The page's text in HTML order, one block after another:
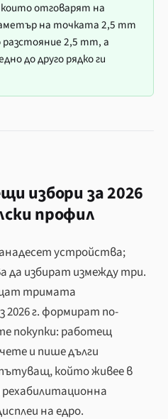
отговарят на
на точката 2,5 mm
2,5 mm, а
до друго рядко ги
избори за 2026
профил
устройства;
да избират измежду три.
тримата
2026 г. формират по-
покупки: работещ
и пише дълги
който живее в
на едро.